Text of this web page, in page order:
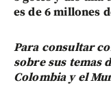
es de 6 millones
Para consultar
sobre sus temas
Colombia y el